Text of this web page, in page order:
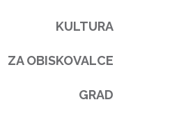
KULTURA
ZA OBISKOVALCE
GRAD